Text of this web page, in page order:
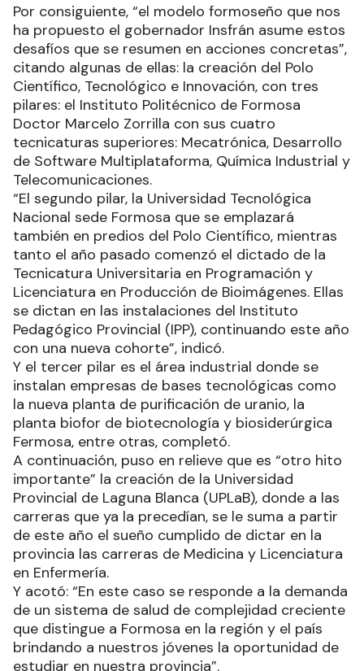
Por consiguiente, “el modelo formoseño que nos
ha propuesto el gobernador Insfrán asume estos
desafíos que se resumen en acciones concretas”,
citando algunas de ellas: la creación del Polo
Científico, Tecnológico e Innovación, con tres
pilares: el Instituto Politécnico de Formosa
Doctor Marcelo Zorrilla con sus cuatro
tecnicaturas superiores: Mecatrónica, Desarrollo
de Software Multiplataforma, Química Industrial y
Telecomunicaciones.
“El segundo pilar, la Universidad Tecnológica
Nacional sede Formosa que se emplazará
también en predios del Polo Científico, mientras
tanto el año pasado comenzó el dictado de la
Tecnicatura Universitaria en Programación y
Licenciatura en Producción de Bioimágenes. Ellas
se dictan en las instalaciones del Instituto
Pedagógico Provincial (IPP), continuando este año
con una nueva cohorte”, indicó.
Y el tercer pilar es el área industrial donde se
instalan empresas de bases tecnológicas como
la nueva planta de purificación de uranio, la
planta biofor de biotecnología y biosiderúrgica
Fermosa, entre otras, completó.
A continuación, puso en relieve que es “otro hito
importante” la creación de la Universidad
Provincial de Laguna Blanca (UPLaB), donde a las
carreras que ya la precedían, se le suma a partir
de este año el sueño cumplido de dictar en la
provincia las carreras de Medicina y Licenciatura
en Enfermería.
Y acotó: “En este caso se responde a la demanda
de un sistema de salud de complejidad creciente
que distingue a Formosa en la región y el país
brindando a nuestros jóvenes la oportunidad de
estudiar en nuestra provincia”.